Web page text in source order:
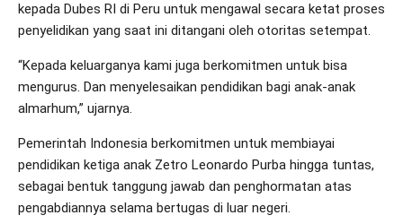
kepada Dubes RI di Peru untuk mengawal secara ketat proses
penyelidikan yang saat ini ditangani oleh otoritas setempat.
“Kepada keluarganya kami juga berkomitmen untuk bisa
mengurus. Dan menyelesaikan pendidikan bagi anak-anak
almarhum,” ujarnya.
Pemerintah Indonesia berkomitmen untuk membiayai
pendidikan ketiga anak Zetro Leonardo Purba hingga tuntas,
sebagai bentuk tanggung jawab dan penghormatan atas
pengabdiannya selama bertugas di luar negeri.